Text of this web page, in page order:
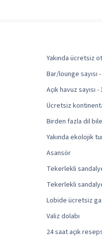
Yakında ücretsiz
Bar/lounge sayısı
Açık havuz sayısı -
Ücretsiz
Birden fazla dil
Yakında ekolojik
Asansör
Tekerlekli
Tekerlekli
Lobide ücretsiz
Valiz dolabı
24 saat açık